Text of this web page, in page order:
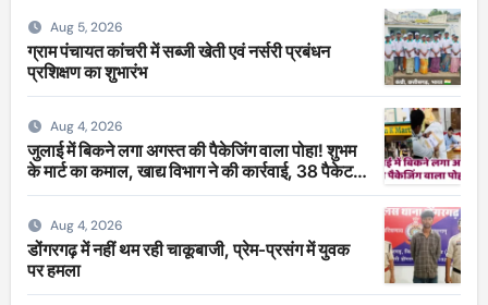
Aug 5, 2026
ग्राम पंचायत कांचरी में सब्जी खेती एवं नर्सरी प्रबंधन
प्रशिक्षण का शुभारंभ
Aug 4, 2026
जुलाई में बिकने लगा अगस्त की पैकेजिंग वाला पोहा! शुभम
के मार्ट का कमाल, खाद्य विभाग ने की कार्रवाई, 38 पैकेट
सीज
Aug 4, 2026
डोंगरगढ़ में नहीं थम रही चाकूबाजी, प्रेम-प्रसंग में युवक
पर हमला